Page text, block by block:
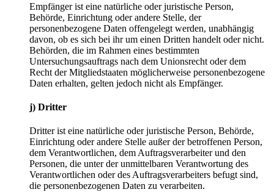
Empfänger ist eine natürliche oder juristische Person,
Behörde, Einrichtung oder andere Stelle, der
personenbezogene Daten offengelegt werden, unabhängig
davon, ob es sich bei ihr um einen Dritten handelt oder nicht.
Behörden, die im Rahmen eines bestimmten
Untersuchungsauftrags nach dem Unionsrecht oder dem
Recht der Mitgliedstaaten möglicherweise personenbezogene
Daten erhalten, gelten jedoch nicht als Empfänger.
j) Dritter
Dritter ist eine natürliche oder juristische Person, Behörde,
Einrichtung oder andere Stelle außer der betroffenen Person,
dem Verantwortlichen, dem Auftragsverarbeiter und den
Personen, die unter der unmittelbaren Verantwortung des
Verantwortlichen oder des Auftragsverarbeiters befugt sind,
die personenbezogenen Daten zu verarbeiten.